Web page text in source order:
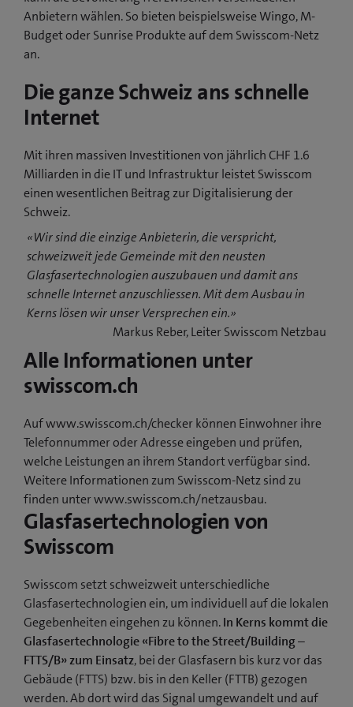
Anbietern wählen. So bieten beispielsweise Wingo, M-
Budget oder Sunrise Produkte auf dem Swisscom-Netz
an.
Die ganze Schweiz ans schnelle
Internet
Mit ihren massiven Investitionen von jährlich CHF 1.6
Milliarden in die IT und Infrastruktur leistet Swisscom
einen wesentlichen Beitrag zur Digitalisierung der
Schweiz.
«Wir sind die einzige Anbieterin, die verspricht,
schweizweit jede Gemeinde mit den neusten
Glasfasertechnologien auszubauen und damit ans
schnelle Internet anzuschliessen. Mit dem Ausbau in
Kerns lösen wir unser Versprechen ein.»
Markus Reber, Leiter Swisscom Netzbau
Alle Informationen unter
swisscom.ch
Auf www.swisscom.ch/checker können Einwohner ihre
Telefonnummer oder Adresse eingeben und prüfen,
welche Leistungen an ihrem Standort verfügbar sind.
Weitere Informationen zum Swisscom-Netz sind zu
finden unter www.swisscom.ch/netzausbau.
Glasfasertechnologien von
Swisscom
Swisscom setzt schweizweit unterschiedliche
Glasfasertechnologien ein, um individuell auf die lokalen
Gegebenheiten eingehen zu können.In Kerns kommt die
Glasfasertechnologie «Fibre to the Street/Building –
FTTS/B» zum Einsatz, bei der Glasfasern bis kurz vor das
Gebäude (FTTS) bzw. bis in den Keller (FTTB) gezogen
werden. Ab dort wird das Signal umgewandelt und auf